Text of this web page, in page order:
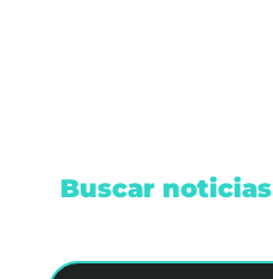
Buscar noticias